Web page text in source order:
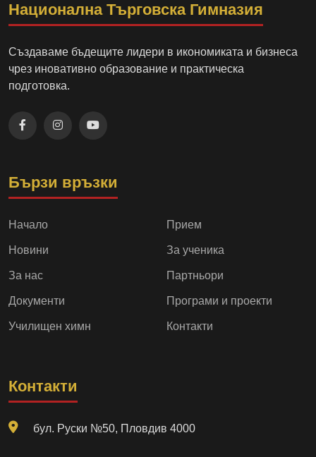
Национална Търговска Гимназия
Създаваме бъдещите лидери в икономиката и бизнеса
чрез иновативно образование и практическа
подготовка.
Бързи връзки
Начало
Новини
За нас
Документи
Училищен химн
Прием
За ученика
Партньори
Програми и проекти
Контакти
Контакти
бул. Руски №50, Пловдив 4000